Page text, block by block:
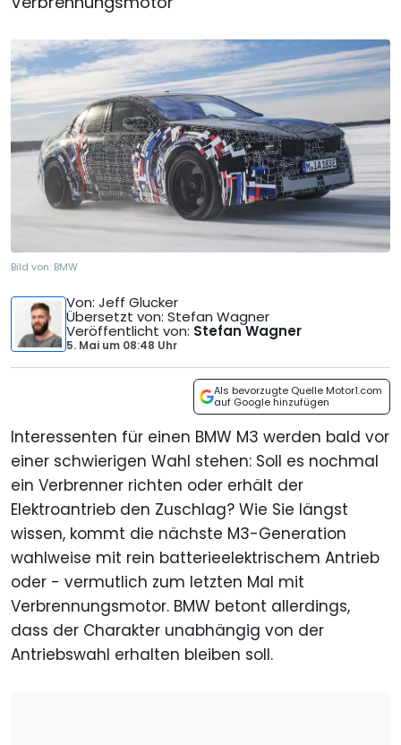
Bild von: BMW
Von: Jeff Glucker
Übersetzt von: Stefan Wagner
Veröffentlicht von: Stefan Wagner
5. Mai um 08:48 Uhr
Als bevorzugte Quelle Motor1.com
auf Google hinzufügen
Interessenten für einen BMW M3 werden bald vor
einer schwierigen Wahl stehen: Soll es nochmal
ein Verbrenner richten oder erhält der
Elektroantrieb den Zuschlag? Wie Sie längst
wissen, kommt die nächste M3-Generation
wahlweise mit rein batterieelektrischem Antrieb
oder - vermutlich zum letzten Mal mit
Verbrennungsmotor. BMW betont allerdings,
dass der Charakter unabhängig von der
Antriebswahl erhalten bleiben soll.